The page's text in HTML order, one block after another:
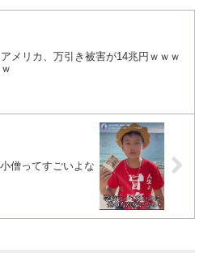
アメリカ、万引き被害が14兆円ｗｗｗ
僧ってすごいよな